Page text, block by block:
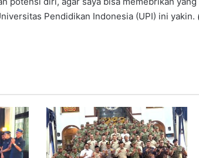
Pendidikan Indonesia (UPI) ini yakin.